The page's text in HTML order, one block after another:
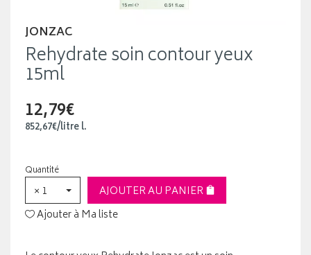
JONZAC
Rehydrate soin contour yeux
15ml
12,79€
852,67€/litrel.
Quantité
× 1
AJOUTER AU PANIER
Ajouter à Ma liste